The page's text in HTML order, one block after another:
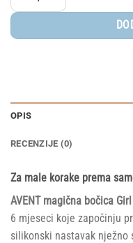
OPIS
RECENZIJE (0)
Za male korake prema
AVENT magična bočica
6 mjeseci koje započinju
silikonski nastavak